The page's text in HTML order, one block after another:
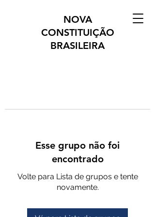
NOVA
CONSTITUIÇÃO
BRASILEIRA
Esse grupo não foi
encontrado
Volte para Lista de grupos e tente
novamente.